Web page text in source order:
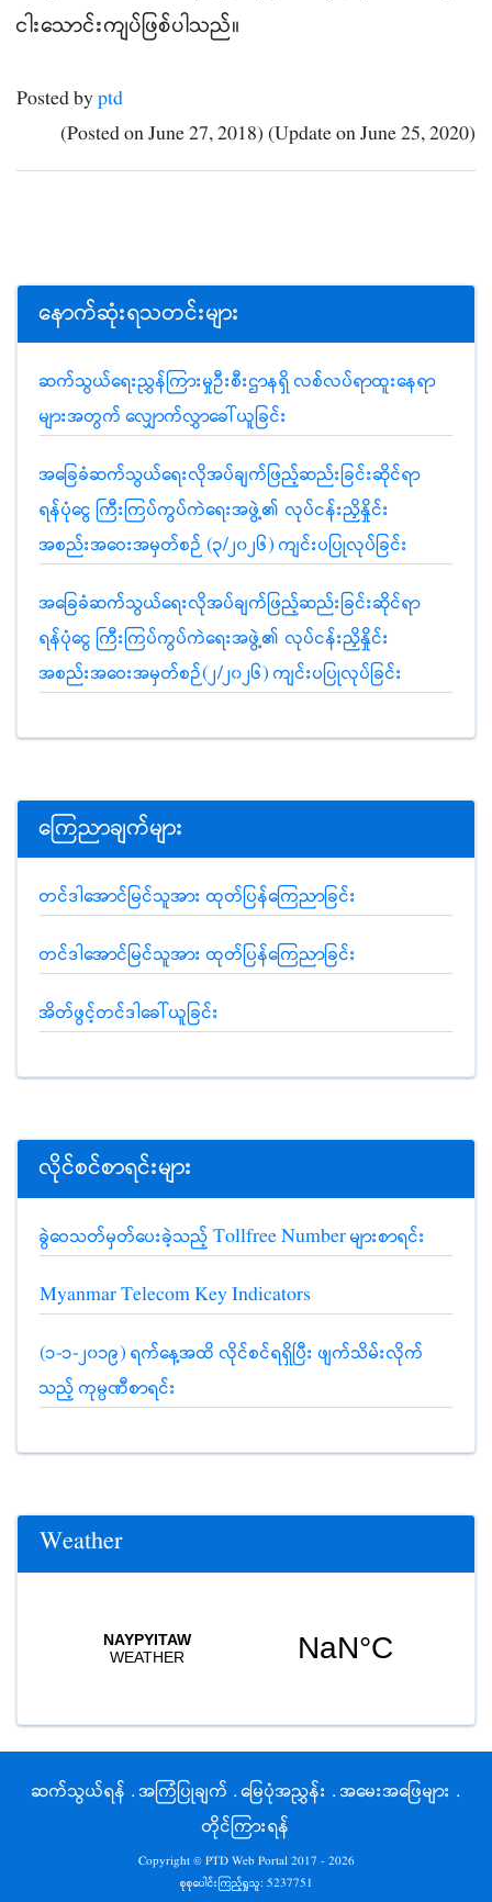
ငါးသောင်းကျပ်ဖြစ်ပါသည်။
Posted byptd
(Posted on June 27, 2018) (Update on June 25, 2020)
နောက်ဆုံးရသတင်းများ
ဆက်သွယ်ရေးညွှန်ကြားမှုဦးစီးဌာနရှိ လစ်လပ်ရာထူးနေရာ
များအတွက် လျှောက်လွှာခေါ်ယူခြင်း
အခြေခံဆက်သွယ်ရေးလိုအပ်ချက်ဖြည့်ဆည်းခြင်းဆိုင်ရာ
ရန်ပုံငွေ ကြီးကြပ်ကွပ်ကဲရေးအဖွဲ့၏ လုပ်ငန်းညှိနှိုင်း
အစည်းအဝေးအမှတ်စဉ် (၃/၂၀၂၆) ကျင်းပပြုလုပ်ခြင်း
အခြေခံဆက်သွယ်ရေးလိုအပ်ချက်ဖြည့်ဆည်းခြင်းဆိုင်ရာ
ရန်ပုံငွေ ကြီးကြပ်ကွပ်ကဲရေးအဖွဲ့၏ လုပ်ငန်းညှိနှိုင်း
အစည်းအဝေးအမှတ်စဉ်(၂/၂၀၂၆) ကျင်းပပြုလုပ်ခြင်း
ကြေညာချက်များ
တင်ဒါအောင်မြင်သူအား ထုတ်ပြန်ကြေညာခြင်း
တင်ဒါအောင်မြင်သူအား ထုတ်ပြန်ကြေညာခြင်း
အိတ်ဖွင့်တင်ဒါခေါ်ယူခြင်း
လိုင်စင်စာရင်းများ
ခွဲဝေသတ်မှတ်ပေးခဲ့သည့် Tollfree Number များစာရင်း
Myanmar Telecom Key Indicators
(၁-၁-၂၀၁၉) ရက်နေ့အထိ လိုင်စင်ရရှိပြီး ဖျက်သိမ်းလိုက်
သည့် ကုမ္ပဏီစာရင်း
Weather
ဆက်သွယ်ရန် .အကြံပြုချက် .မြေပုံအညွှန်း .အမေးအဖြေများ .
တိုင်ကြားရန်
Copyright © PTD Web Portal 2017 - 2026
စုစုပေါင်းကြည့်ရှုသူ: 5237751